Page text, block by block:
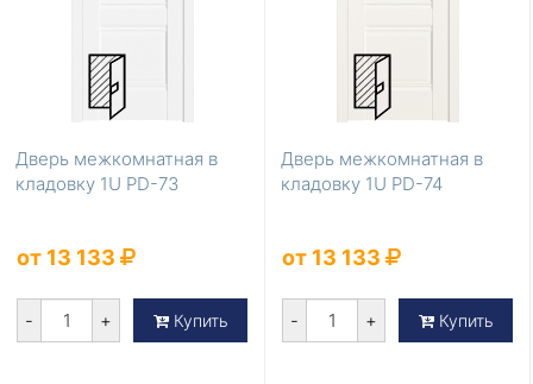
Дверь межкомнатная в
кладовку 1U PD-73
от 13 133
- + Купить
Дверь межкомнатная в
кладовку 1U PD-74
от 13 133
- + Купить